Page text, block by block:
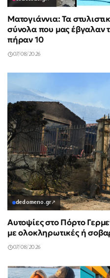
Ματογιάννια: Τα
σύνολα που μας έβγαλαν
πήραν 10
07/08/2026
dedomeno.gr↗
Αυτοψίες στο Πόρτο
με ολοκληρωτικές ή
07/08/2026